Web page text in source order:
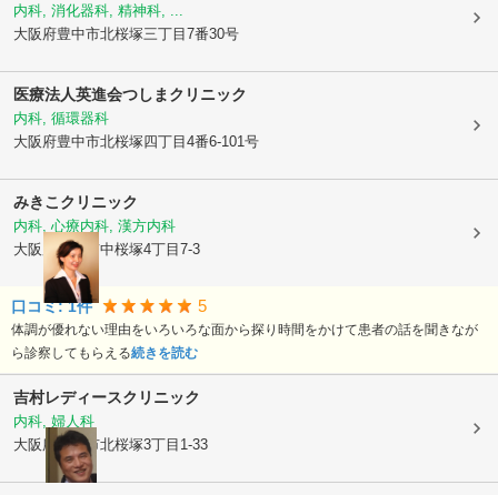
内科, 消化器科, 精神科, ...
大阪府豊中市北桜塚三丁目7番30号
医療法人英進会つしまクリニック
内科, 循環器科
大阪府豊中市北桜塚四丁目4番6-101号
みきこクリニック
内科, 心療内科, 漢方内科
大阪府豊中市中桜塚4丁目7-3
口コミ:1件 5
体調が優れない理由をいろいろな面から探り時間をかけて患者の話を聞きなが
ら診察してもらえる続きを読む
吉村レディースクリニック
内科, 婦人科
大阪府豊中市北桜塚3丁目1-33